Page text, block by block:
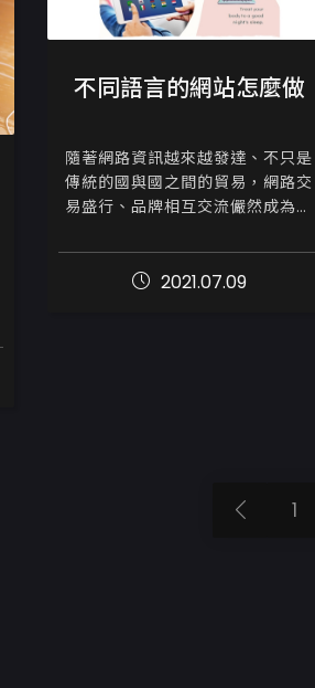
不同語言的網站怎麼做
隨著網路資訊越來越發達、不只是
傳統的國與國之間的貿易，網路交
易盛行、品牌相互交流儼然成為必
年的現代，不一定要是大企業、公
司品牌，連個人商店或創業主都可
2021.07.09
1